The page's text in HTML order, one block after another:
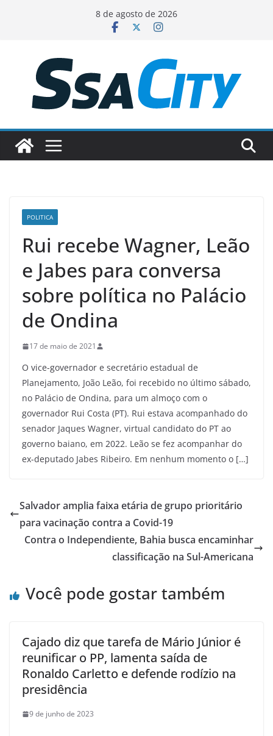
conteúdo
8 de agosto de 2026
POLITICA
Rui recebe Wagner, Leão
e Jabes para conversa
sobre política no Palácio
de Ondina
17 de maio de 2021
O vice-governador e secretário estadual de
Planejamento, João Leão, foi recebido no último sábado,
no Palácio de Ondina, para um almoço com o
governador Rui Costa (PT). Rui estava acompanhado do
senador Jaques Wagner, virtual candidato do PT ao
governo baiano, em 2022. Leão se fez acompanhar do
ex-deputado Jabes Ribeiro. Em nenhum momento o […]
Salvador amplia faixa etária de grupo prioritário
para vacinação contra a Covid-19
Contra o Independiente, Bahia busca encaminhar
classificação na Sul-Americana
Você pode gostar também
Cajado diz que tarefa de Mário Júnior é
reunificar o PP, lamenta saída de
Ronaldo Carletto e defende rodízio na
presidência
9 de junho de 2023